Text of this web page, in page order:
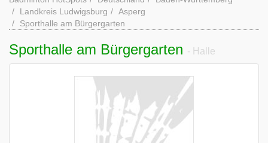
Landkreis Ludwigsburg
Asperg
Sporthalle am Bürgergarten
Sporthalle am Bürgergarten - Halle